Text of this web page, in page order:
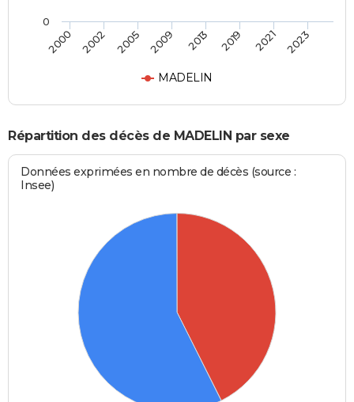
MADELIN
2000 2002 2005 2009 2013 2019 2021 2023
0
Répartition des décès de MADELIN par sexe
Données exprimées en nombre de décès (source :
Insee)